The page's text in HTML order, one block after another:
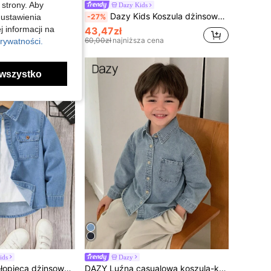
codzienny top z jeansu z krótkim rękawem, letni
Dazy Kids
-27% Dazy Kids Koszula dżinsowa dla chłopca z krótkim rękawem i opadającymi ramionami, zapinana z przodu na guziki, uniwersalna na lato
43,47zł
60,00złnajniższa cena
Genkimix Kids Chłopięca dżinsowa koszula z długim rękawem, klasycznym kołnierzem i dwiema kieszeniami na piersi, zapinana z przodu na guziki, z regulowanymi mankietami, odpowiednia na wiosnę i jesień, do noszenia z długimi spodniami do szkoły, na zabawę na zewnątrz lub na codzienne spotkania, luźny krój, zaokrąglony dół, minimalistyczny styl
Dazy
DAZY Luźna casualowa koszula-kurtka jeansowa dla młodych chłopców, jesień
Aby
informacji na